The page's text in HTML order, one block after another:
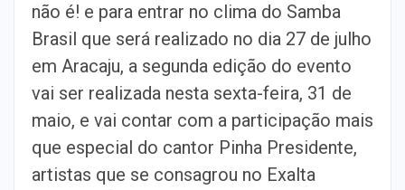
não é! e para entrar no clima do Samba
Brasil que será realizado no dia 27 de julho
em Aracaju, a segunda edição do evento
vai ser realizada nesta sexta-feira, 31 de
maio, e vai contar com a participação mais
que especial do cantor Pinha Presidente,
artistas que se consagrou no Exalta